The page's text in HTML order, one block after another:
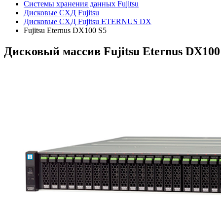
Системы хранения данных Fujitsu
Дисковые СХД Fujitsu
Дисковые СХД Fujitsu ETERNUS DX
Fujitsu Eternus DX100 S5
Дисковый массив Fujitsu Eternus DX100